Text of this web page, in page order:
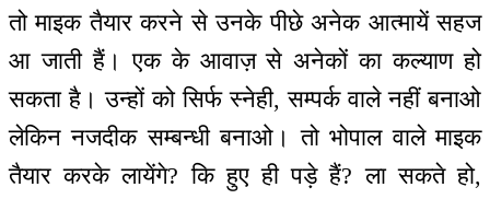
तो माइक तैयार करने से उनके पीछे अनेक आत्मायें सहज
आ जाती हैं। एक के आवाज़ से अनेकों का कल्याण हो
सकता है। उन्हों को सिर्फ स्नेही, सम्पर्क वाले नहीं बनाओ
लेकिन नजदीक सम्बन्धी बनाओ। तो भोपाल वाले माइक
तैयार करके लायेंगे? कि हुए ही पड़े हैं? ला सकते हो,